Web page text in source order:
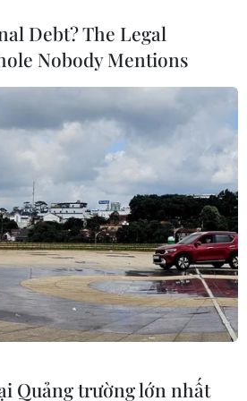
doanh tranh thêu có phát
toán qua hệ thống thẻ
đến ngày 7/1/2014.
33 mã (33 tài khoản thẻ tín
nước ngoài, tổng sổ tiền
đồng. Do nghi là giao dịch
hàng chỉ báo có 6 giao dịch
với 432 triệu đồng.
là quẹt thẻ tín dụng giả để
tranh của công ty Minh
tế không có giao dịch nào
thuận tỷ lệ ăn chia là, phía
nhóm trong nước hưởng
Minh Quang cho biết.
Debt? The Legal
Nobody Mentions
Quảng trường lớn nhất